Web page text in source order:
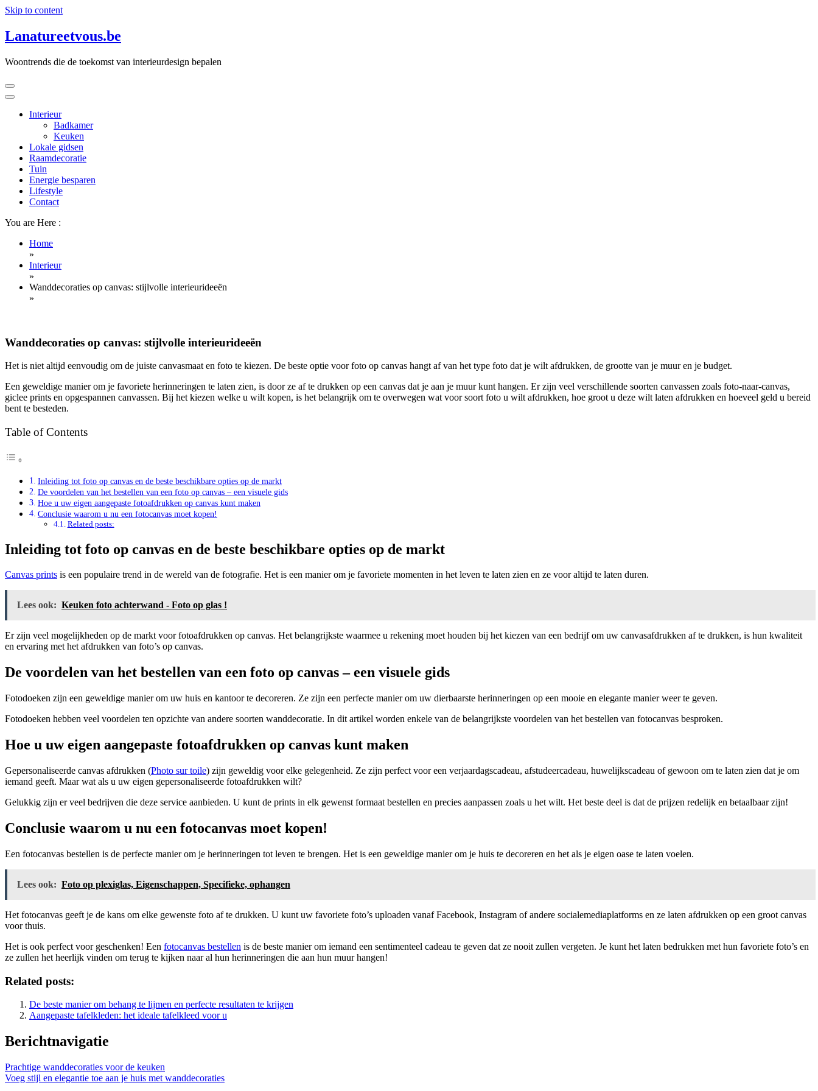
Skip to content
Lanatureetvous.be
Woontrends die de toekomst van interieurdesign bepalen
Interieur
Badkamer
Keuken
Lokale gidsen
Raamdecoratie
Tuin
Energie besparen
Lifestyle
Contact
You are Here :
Home
»
Interieur
»
Wanddecoraties op canvas: stijlvolle interieurideeën
»
Wanddecoraties op canvas: stijlvolle interieurideeën
Het is niet altijd eenvoudig om de juiste canvasmaat en foto te kiezen. De beste optie voor foto op canvas hangt af van het type foto dat je wilt afdrukken, de grootte van je muur en je budget.
Een geweldige manier om je favoriete herinneringen te laten zien, is door ze af te drukken op een canvas dat je aan je muur kunt hangen. Er zijn veel verschillende soorten canvassen zoals foto-naar-canvas,
giclee prints en opgespannen canvassen. Bij het kiezen welke u wilt kopen, is het belangrijk om te overwegen wat voor soort foto u wilt afdrukken, hoe groot u deze wilt laten afdrukken en hoeveel geld u bereid
bent te besteden.
Table of Contents
Inleiding tot foto op canvas en de beste beschikbare opties op de markt
De voordelen van het bestellen van een foto op canvas – een visuele gids
Hoe u uw eigen aangepaste fotoafdrukken op canvas kunt maken
Conclusie waarom u nu een fotocanvas moet kopen!
Related posts:
Inleiding tot foto op canvas en de beste beschikbare opties op de markt
Canvas prints is een populaire trend in de wereld van de fotografie. Het is een manier om je favoriete momenten in het leven te laten zien en ze voor altijd te laten duren.
Lees ook: Keuken foto achterwand - Foto op glas !
Er zijn veel mogelijkheden op de markt voor fotoafdrukken op canvas. Het belangrijkste waarmee u rekening moet houden bij het kiezen van een bedrijf om uw canvasafdrukken af te drukken, is hun kwaliteit
en ervaring met het afdrukken van foto’s op canvas.
De voordelen van het bestellen van een foto op canvas – een visuele gids
Fotodoeken zijn een geweldige manier om uw huis en kantoor te decoreren. Ze zijn een perfecte manier om uw dierbaarste herinneringen op een mooie en elegante manier weer te geven.
Fotodoeken hebben veel voordelen ten opzichte van andere soorten wanddecoratie. In dit artikel worden enkele van de belangrijkste voordelen van het bestellen van fotocanvas besproken.
Hoe u uw eigen aangepaste fotoafdrukken op canvas kunt maken
Gepersonaliseerde canvas afdrukken (Photo sur toile) zijn geweldig voor elke gelegenheid. Ze zijn perfect voor een verjaardagscadeau, afstudeercadeau, huwelijkscadeau of gewoon om te laten zien dat je om
iemand geeft. Maar wat als u uw eigen gepersonaliseerde fotoafdrukken wilt?
Gelukkig zijn er veel bedrijven die deze service aanbieden. U kunt de prints in elk gewenst formaat bestellen en precies aanpassen zoals u het wilt. Het beste deel is dat de prijzen redelijk en betaalbaar zijn!
Conclusie waarom u nu een fotocanvas moet kopen!
Een fotocanvas bestellen is de perfecte manier om je herinneringen tot leven te brengen. Het is een geweldige manier om je huis te decoreren en het als je eigen oase te laten voelen.
Lees ook: Foto op plexiglas, Eigenschappen, Specifieke, ophangen
Het fotocanvas geeft je de kans om elke gewenste foto af te drukken. U kunt uw favoriete foto’s uploaden vanaf Facebook, Instagram of andere socialemediaplatforms en ze laten afdrukken op een groot canvas
voor thuis.
Het is ook perfect voor geschenken! Een fotocanvas bestellen is de beste manier om iemand een sentimenteel cadeau te geven dat ze nooit zullen vergeten. Je kunt het laten bedrukken met hun favoriete foto’s en
ze zullen het heerlijk vinden om terug te kijken naar al hun herinneringen die aan hun muur hangen!
Related posts:
De beste manier om behang te lijmen en perfecte resultaten te krijgen
Aangepaste tafelkleden: het ideale tafelkleed voor u
Berichtnavigatie
Prachtige wanddecoraties voor de keuken
Voeg stijl en elegantie toe aan je huis met wanddecoraties